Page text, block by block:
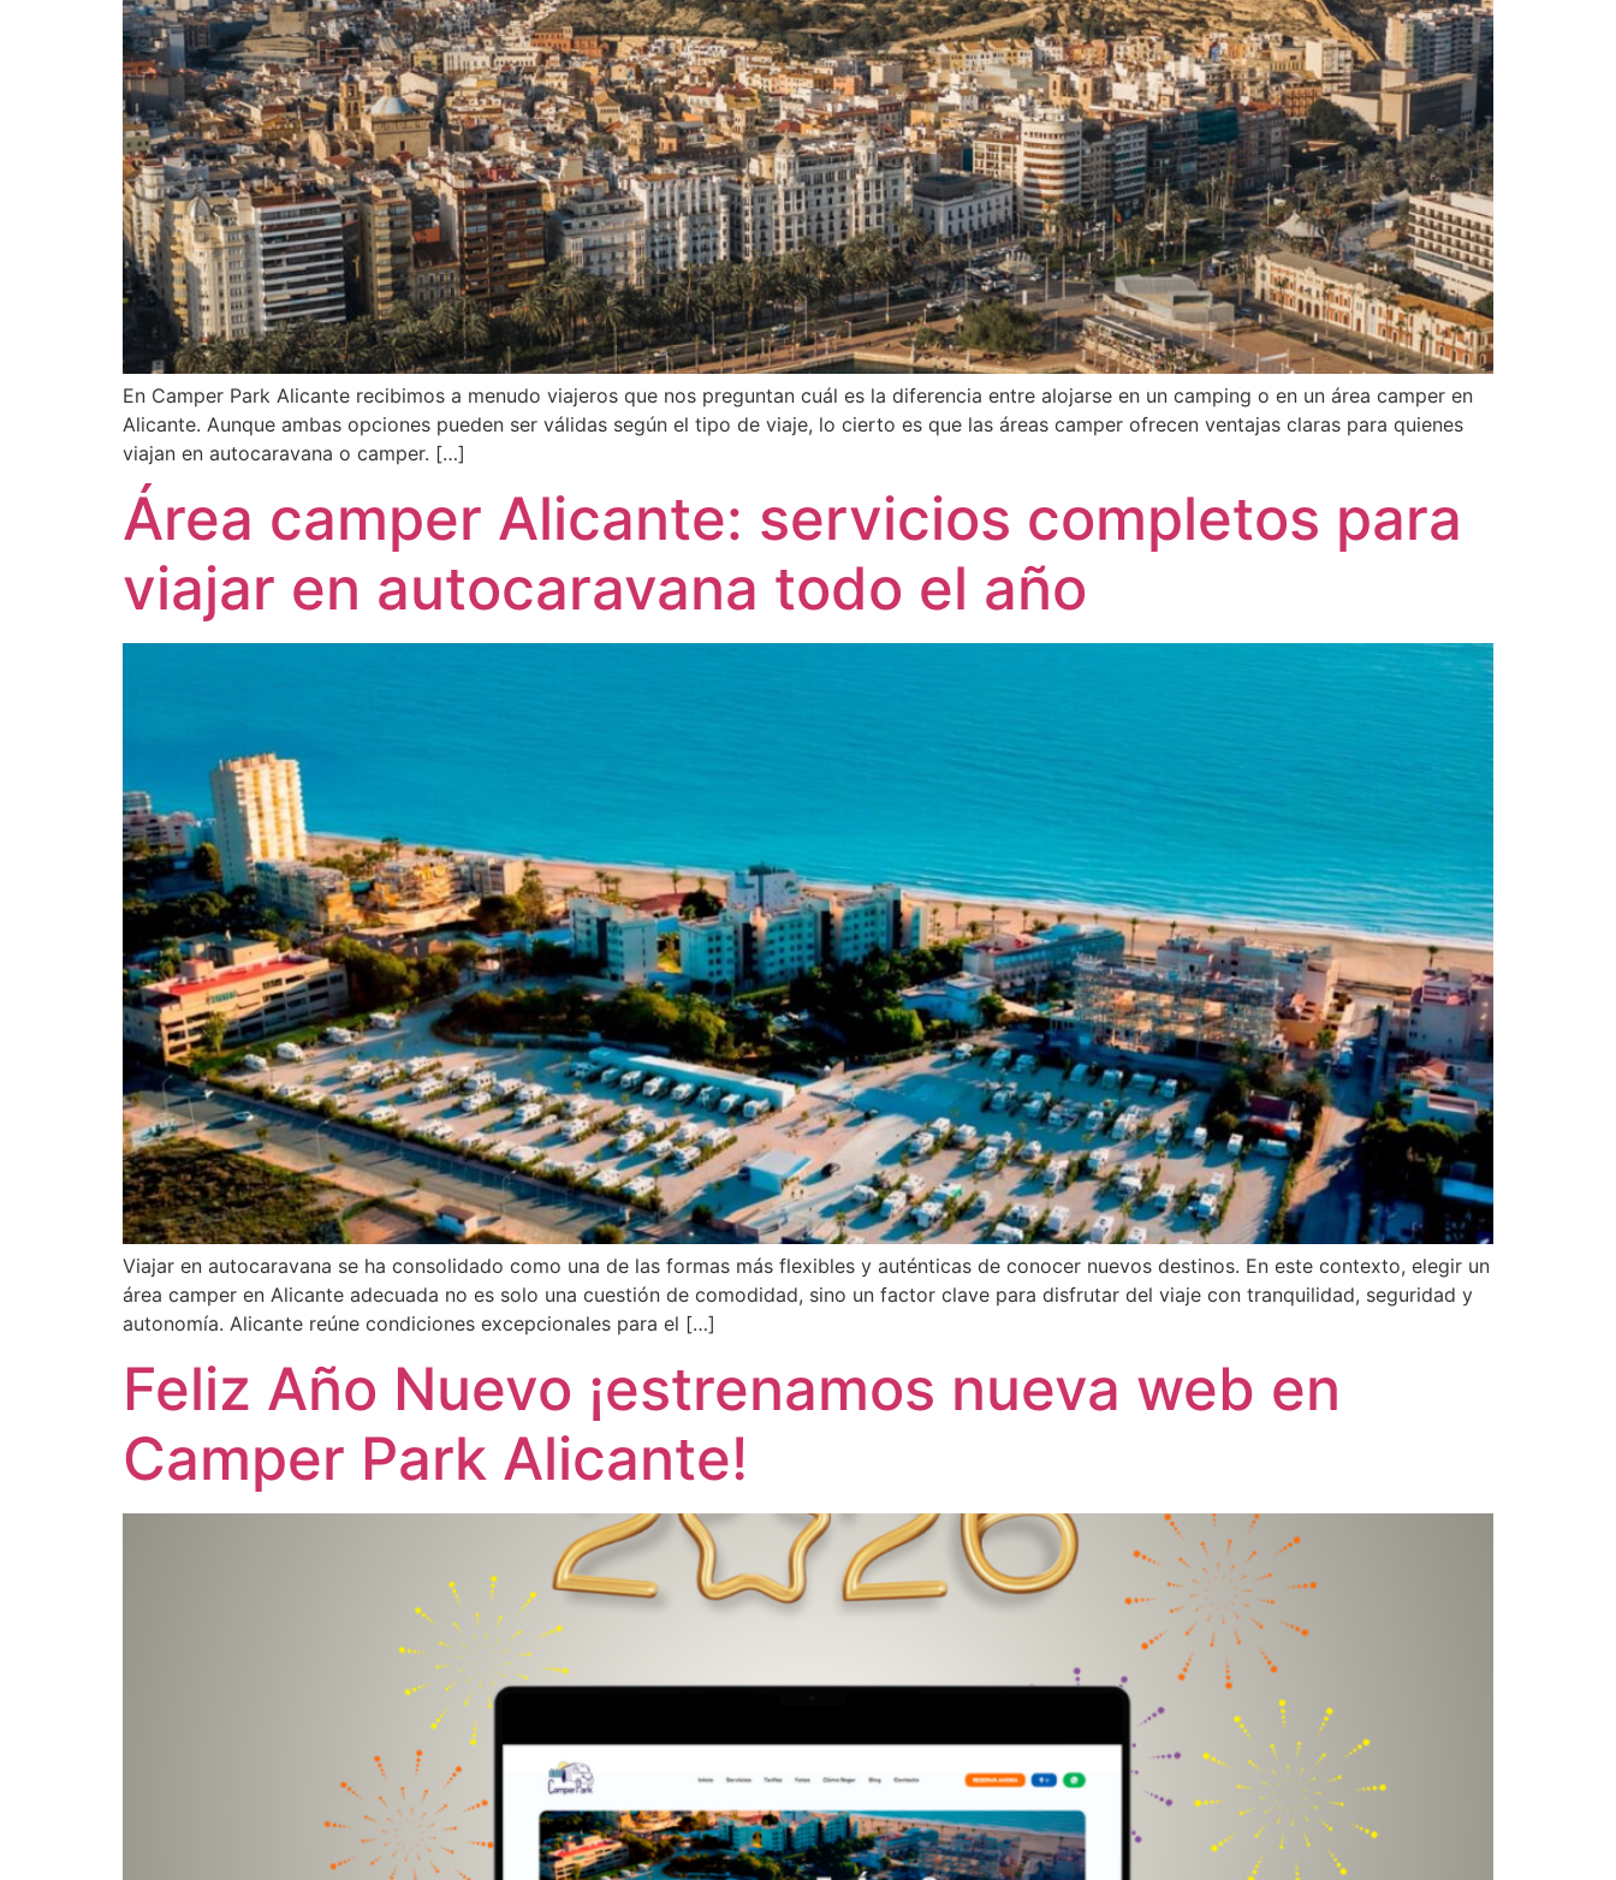
En Camper Park Alicante recibimos a menudo viajeros que nos preguntan cuál es la diferencia entre alojarse en un camping o en un área camper en
Alicante. Aunque ambas opciones pueden ser válidas según el tipo de viaje, lo cierto es que las áreas camper ofrecen ventajas claras para quienes
viajan en autocaravana o camper. […]
Área camper Alicante: servicios completos para
viajar en autocaravana todo el año
Viajar en autocaravana se ha consolidado como una de las formas más flexibles y auténticas de conocer nuevos destinos. En este contexto, elegir un
área camper en Alicante adecuada no es solo una cuestión de comodidad, sino un factor clave para disfrutar del viaje con tranquilidad, seguridad y
autonomía. Alicante reúne condiciones excepcionales para el […]
Feliz Año Nuevo ¡estrenamos nueva web en
Camper Park Alicante!